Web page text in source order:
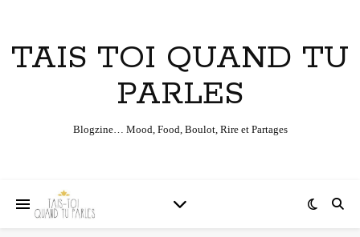
TAIS TOI QUAND TU
PARLES
Blogzine… Mood, Food, Boulot, Rire et Partages